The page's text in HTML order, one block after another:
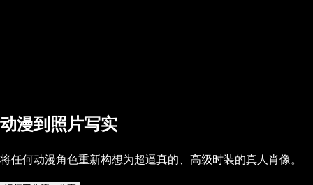
动漫到照片写实
将任何动漫角色重新构想为超逼真的、高级时装的真人肖像。